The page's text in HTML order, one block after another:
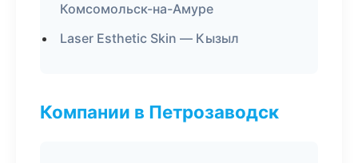
Комсомольск-на-Амуре
Laser Esthetic Skin — Кызыл
Компании в Петрозаводск